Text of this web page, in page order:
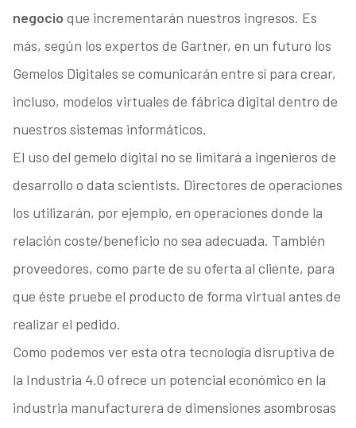
negocio que incrementarán nuestros ingresos. Es
más, según los expertos de Gartner, en un futuro los
Gemelos Digitales se comunicarán entre sí para crear,
incluso, modelos virtuales de fábrica digital dentro de
nuestros sistemas informáticos.
El uso del gemelo digital no se limitará a ingenieros de
desarrollo o data scientists. Directores de operaciones
los utilizarán, por ejemplo, en operaciones donde la
relación coste/beneficio no sea adecuada. También
proveedores, como parte de su oferta al cliente, para
que éste pruebe el producto de forma virtual antes de
realizar el pedido.
Como podemos ver esta otra tecnología disruptiva de
la Industria 4.0 ofrece un potencial económico en la
industria manufacturera de dimensiones asombrosas